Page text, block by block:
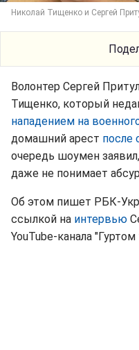
Николай Тищенко и Сергей
Волонтер Сергей
Тищенко, который
нападением на
домашний арест после
очередь шоумен
даже не понимает
Об этом пишет РБК-
ссылкой на интервью
YouTube-канала